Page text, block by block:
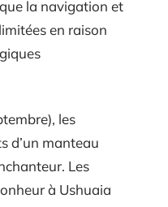
la navigation et
en raison
les
d’un manteau
Les
à Ushuaia